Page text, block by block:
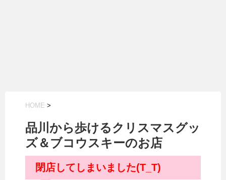
HOME >
品川から歩けるクリスマスグッ
ズ＆ブコウスキーのお店
閉店してしまいました(T_T)